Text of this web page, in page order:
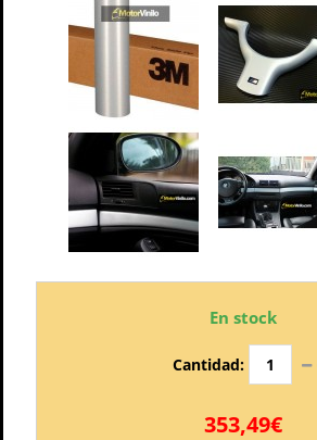
En stock
Cantidad:
353,49€